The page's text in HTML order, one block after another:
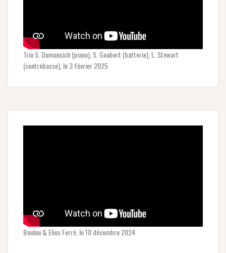
Trio S. Domancich (piano), S. Goubert (batterie), L. Stewart
(contrebasse), le 3 février 2025
Boulou & Elios Ferré, le 18 décembre 2024